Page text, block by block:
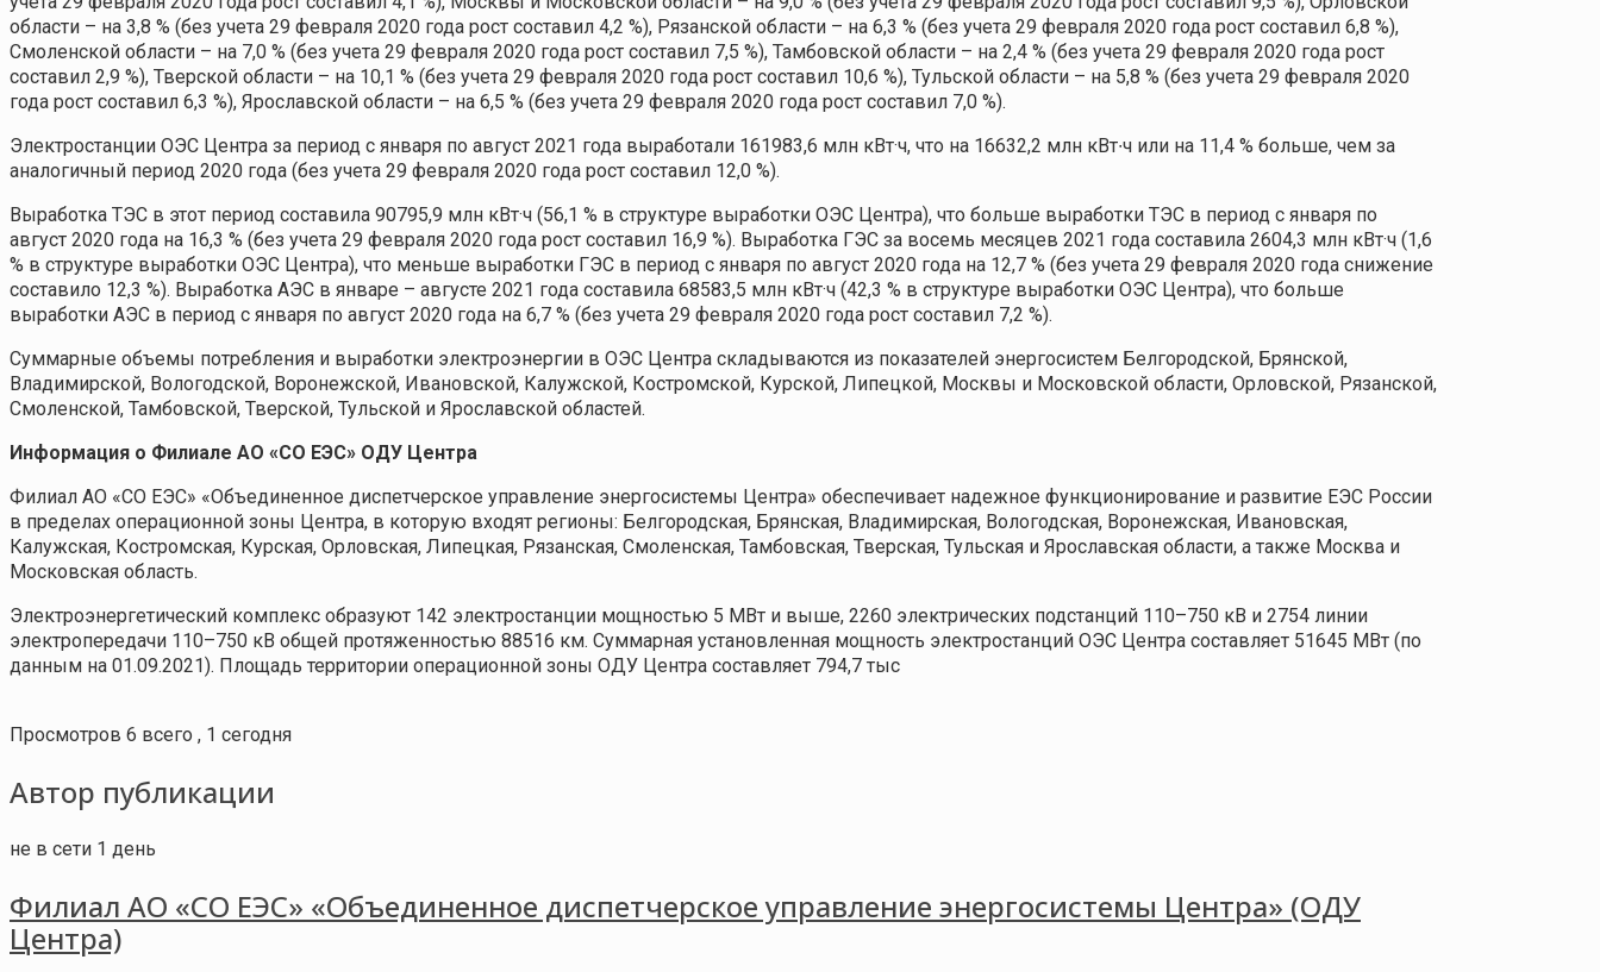
области – на 3,8 % (без учета 29 февраля 2020 года рост составил 4,2 %), Рязанской области – на 6,3 % (без учета 29 февраля 2020 года рост составил 6,8 %),
Смоленской области – на 7,0 % (без учета 29 февраля 2020 года рост составил 7,5 %), Тамбовской области – на 2,4 % (без учета 29 февраля 2020 года рост
составил 2,9 %), Тверской области – на 10,1 % (без учета 29 февраля 2020 года рост составил 10,6 %), Тульской области – на 5,8 % (без учета 29 февраля 2020
года рост составил 6,3 %), Ярославской области – на 6,5 % (без учета 29 февраля 2020 года рост составил 7,0 %).
Электростанции ОЭС Центра за период с января по август 2021 года выработали 161983,6 млн кВт·ч, что на 16632,2 млн кВт∙ч или на 11,4 % больше, чем за
аналогичный период 2020 года (без учета 29 февраля 2020 года рост составил 12,0 %).
Выработка ТЭС в этот период составила 90795,9 млн кВт·ч (56,1 % в структуре выработки ОЭС Центра), что больше выработки ТЭС в период с января по
август 2020 года на 16,3 % (без учета 29 февраля 2020 года рост составил 16,9 %). Выработка ГЭС за восемь месяцев 2021 года составила 2604,3 млн кВт·ч (1,6
% в структуре выработки ОЭС Центра), что меньше выработки ГЭС в период с января по август 2020 года на 12,7 % (без учета 29 февраля 2020 года снижение
составило 12,3 %). Выработка АЭС в январе – августе 2021 года составила 68583,5 млн кВт·ч (42,3 % в структуре выработки ОЭС Центра), что больше
выработки АЭС в период с января по август 2020 года на 6,7 % (без учета 29 февраля 2020 года рост составил 7,2 %).
Суммарные объемы потребления и выработки электроэнергии в ОЭС Центра складываются из показателей энергосистем Белгородской, Брянской,
Владимирской, Вологодской, Воронежской, Ивановской, Калужской, Костромской, Курской, Липецкой, Москвы и Московской области, Орловской, Рязанской,
Смоленской, Тамбовской, Тверской, Тульской и Ярославской областей.
Информация о Филиале АО «СО ЕЭС» ОДУ Центра
Филиал АО «СО ЕЭС» «Объединенное диспетчерское управление энергосистемы Центра» обеспечивает надежное функционирование и развитие ЕЭС России
в пределах операционной зоны Центра, в которую входят регионы: Белгородская, Брянская, Владимирская, Вологодская, Воронежская, Ивановская,
Калужская, Костромская, Курская, Орловская, Липецкая, Рязанская, Смоленская, Тамбовская, Тверская, Тульская и Ярославская области, а также Москва и
Московская область.
Электроэнергетический комплекс образуют 142 электростанции мощностью 5 МВт и выше, 2260 электрических подстанций 110–750 кВ и 2754 линии
электропередачи 110–750 кВ общей протяженностью 88516 км. Суммарная установленная мощность электростанций ОЭС Центра составляет 51645 МВт (по
данным на 01.09.2021). Площадь территории операционной зоны ОДУ Центра составляет 794,7 тыс
Просмотров 6 всего , 1 сегодня
Автор публикации
не в сети 1 день
Филиал АО «СО ЕЭС» «Объединенное диспетчерское управление энергосистемы Центра» (ОДУ
Центра)